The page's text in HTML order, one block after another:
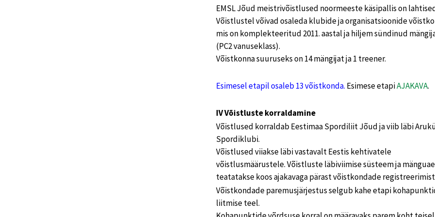
EMSL Jõud meistrivõistlused noormeeste käsipallis on
Võistlustel võivad osaleda klubide ja organisatsioonide
mis on komplekteeritud 2011. aastal ja hiljem sündinud
(PC2 vanuseklass).
Võistkonna suuruseks on 14 mängijat ja 1 treener.
Esimesel etapil osaleb 13 võistkonda. Esimese etapiAJAKAVA.
IV Võistluste korraldamine
Võistlused korraldab Eestimaa Spordiliit Jõud ja viib läbi
Spordiklubi.
Võistlused viiakse läbi vastavalt Eestis kehtivatele
võistlusmäärustele. Võistluste läbiviimise süsteem ja
teatatakse koos ajakavaga pärast võistkondade
Võistkondade paremusjärjestus selgub kahe etapi
liitmise teel.